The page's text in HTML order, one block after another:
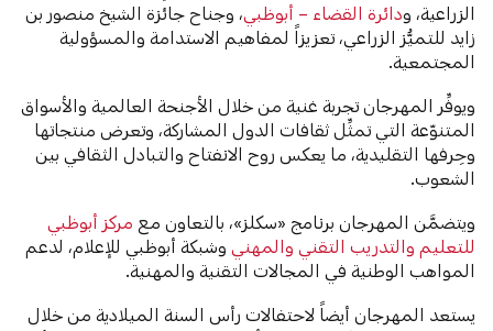
الزراعية، ودائرة القضاء – أبوظبي ، وجناح جائزة الشيخ منصور بن
زايد للتميُّز الزراعي، تعزيزاً لمفاهيم الاستدامة والمسؤولية
المجتمعية.
ويوفِّر المهرجان تجربة غنية من خلال الأجنحة العالمية والأسواق
المتنوّعة التي تمثِّل ثقافات الدول المشاركة، وتعرض منتجاتها
وحِرفها التقليدية، ما يعكس روح الانفتاح والتبادل الثقافي بين
الشعوب.
ويتضمَّن المهرجان برنامج «سكلز»، بالتعاون مع مركز أبوظبي
للتعليم والتدريب التقني والمهني وشبكة أبوظبي للإعلام، لدعم
المواهب الوطنية في المجالات التقنية والمهنية.
يستعد المهرجان أيضاً لاحتفالات رأس السنة الميلادية من خلال